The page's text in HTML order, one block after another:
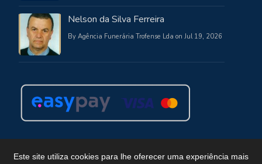
Este site utiliza cookies para lhe oferecer uma experiência mais
Nelson da Silva Ferreira
By Agência Funerária Trofense Lda on Jul 19, 2026